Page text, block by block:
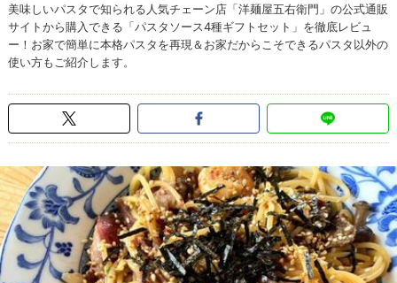
美味しいパスタで知られる人気チェーン店「洋麺屋五右衛門」の公式通販
サイトから購入できる「パスタソース4種ギフトセット」を徹底レビュ
ー！お家で簡単に本格パスタを再現＆お家だからこそできるパスタ以外の
使い方もご紹介します。